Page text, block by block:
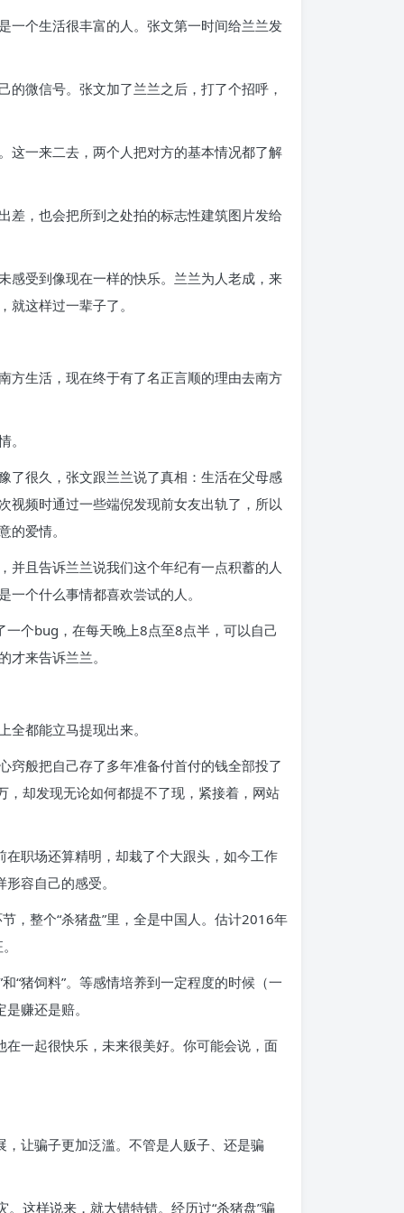
一个生活很丰富的人。张文第一时间给兰兰发
微信号。张文加了兰兰之后，打了个招呼，
这一来二去，两个人把对方的基本情况都了解
差，也会把所到之处拍的标志性建筑图片发给
感受到像现在一样的快乐。兰兰为人老成，来
这样过一辈子了。
方生活，现在终于有了名正言顺的理由去南方
了很久，张文跟兰兰说了真相：生活在父母感
视频时通过一些端倪发现前女友出轨了，所以
爱情。
并且告诉兰兰说我们这个年纪有一点积蓄的人
个什么事情都喜欢尝试的人。
一个bug，在每天晚上8点至8点半，可以自己
来告诉兰兰。
都能立马提现出来。
窍般把自己存了多年准备付首付的钱全部投了
却发现无论如何都提不了现，紧接着，网站
职场还算精明，却栽了个大跟头，如今工作
容自己的感受。
，整个“杀猪盘”里，全是中国人。估计2016年
“猪饲料”。等感情培养到一定程度的时候（一
赚还是赔。
一起很快乐，未来很美好。你可能会说，面
让骗子更加泛滥。不管是人贩子、还是骗
这样说来，就大错特错。经历过“杀猪盘”骗